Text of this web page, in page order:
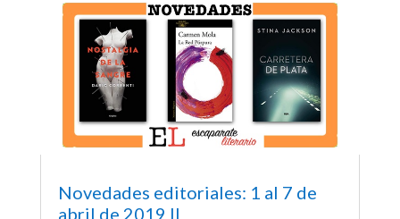
Novedades editoriales: 1 al 7 de
abril de 2019 II